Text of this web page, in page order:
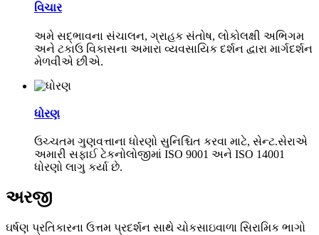
વિચાર
અમે સદ્ભાવના સંચાલન, ગ્રાહક સંતોષ, લોકોલક્ષી અભિગમ
અને ટકાઉ વિકાસના અમારા વ્યવસાયિક દર્શન દ્વારા માર્ગદર્શન
મેળવીએ છીએ.
ધોરણ
ઉચ્ચતમ ગુણવત્તાના ધોરણો સુનિશ્ચિત કરવા માટે, સેન્ટ.સેરાએ
અમારી સફાઈ ટેકનોલોજીમાં ISO 9001 અને ISO 14001
ધોરણો લાગુ કર્યા છે.
અરજી
ઘર્ષણ પ્રતિકારના ઉત્તમ પ્રદર્શન સાથે ચોકસાઇવાળા સિરામિક ભાગો